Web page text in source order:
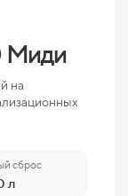
на
сброс
л